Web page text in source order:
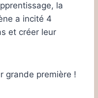
la
a incité 4
et créer leur
grande première !